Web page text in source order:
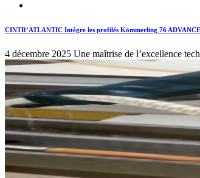
CINTR’ATLANTIC Intègre les profilés Kömmerling 76
4 décembre 2025 Une maîtrise de l’excellence